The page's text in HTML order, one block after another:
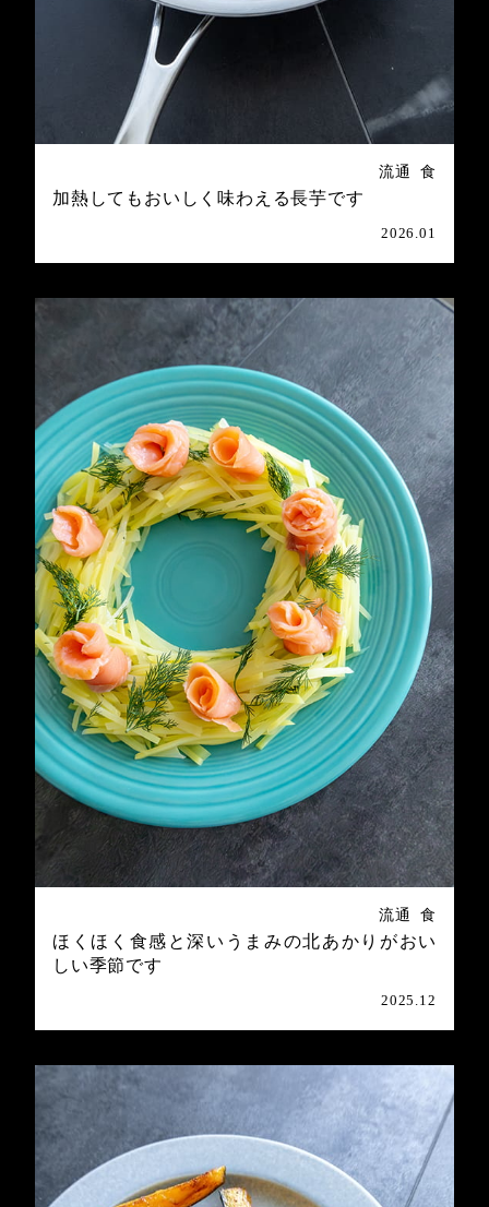
流通 食
加熱してもおいしく味わえる長芋です
2026.01
流通 食
ほくほく食感と深いうまみの北あかりがおい
しい季節です
2025.12